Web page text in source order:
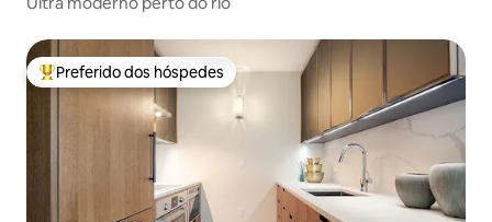
Entre os melhores preferidos dos hóspedes
Preferido dos hóspedes